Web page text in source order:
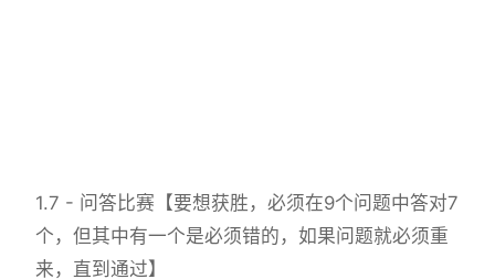
1.7 - 问答比赛【要想获胜，必须在9个问题中答对7
个，但其中有一个是必须错的，如果问题就必须重
来，直到通过】